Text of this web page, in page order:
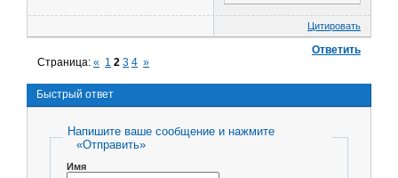
Цитировать
Ответить
Страница:« 1 2 3 4 »
Быстрый ответ
Напишите ваше сообщение и нажмите
«Отправить»
Имя